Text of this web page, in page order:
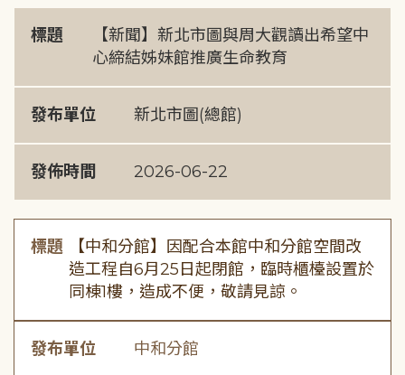
標題
【新聞】新北市圖與周大觀讀出希望中
心締結姊妹館推廣生命教育
發布單位 新北市圖(總館)
發佈時間 2026-06-22
標題
【中和分館】因配合本館中和分館空間改
造工程自6月25日起閉館，臨時櫃檯設置於
同棟1樓，造成不便，敬請見諒。
發布單位 中和分館